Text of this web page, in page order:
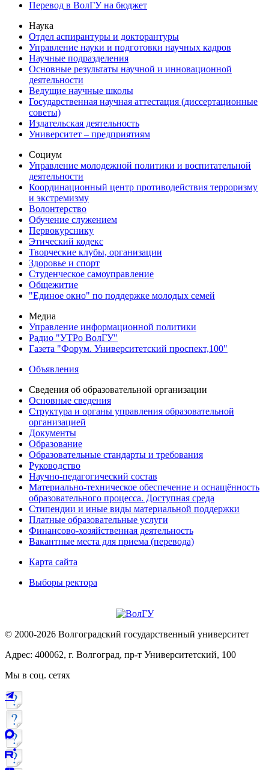
Перевод в ВолГУ на бюджет
Наука
Отдел аспирантуры и докторантуры
Управление науки и подготовки научных кадров
Научные подразделения
Основные результаты научной и инновационной
деятельности
Ведущие научные школы
Государственная научная аттестация (диссертационные
советы)
Издательская деятельность
Университет – предприятиям
Социум
Управление молодежной политики и воспитательной
деятельности
Координационный центр противодействия терроризму
и экстремизму
Волонтерство
Обучение служением
Первокурснику
Этический кодекс
Творческие клубы, организации
Здоровье и спорт
Студенческое самоуправление
Общежитие
"Единое окно" по поддержке молодых семей
Медиа
Управление информационной политики
Радио "УТРо ВолГУ"
Газета "Форум. Университетский проспект,100"
Объявления
Сведения об образовательной организации
Основные сведения
Структура и органы управления образовательной
организацией
Документы
Образование
Образовательные стандарты и требования
Руководство
Научно-педагогический состав
Материально-техническое обеспечение и оснащённость
образовательного процесса. Доступная среда
Стипендии и иные виды материальной поддержки
Платные образовательные услуги
Финансово-хозяйственная деятельность
Вакантные места для приема (перевода)
Карта сайта
Выборы ректора
© 2000-2026 Волгоградский государственный университет
Адрес: 400062, г. Волгоград, пр-т Университетский, 100
Мы в соц. сетях